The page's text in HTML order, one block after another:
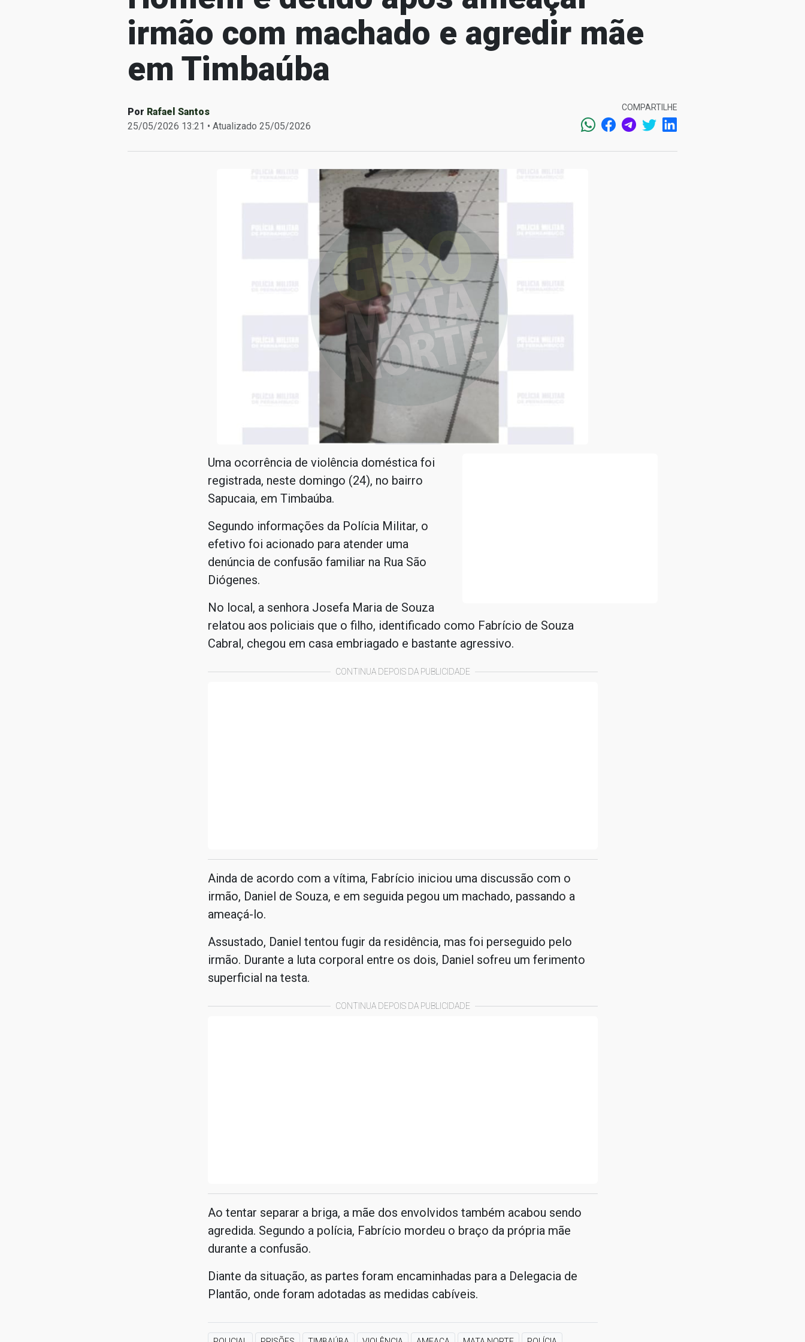
irmão com machado e agredir mãe
em Timbaúba
Por Rafael Santos
25/05/2026 13:21 • Atualizado 25/05/2026
COMPARTILHE
Uma ocorrência de violência doméstica foi
registrada, neste domingo (24), no bairro
Sapucaia, em Timbaúba.
Segundo informações da Polícia Militar, o
efetivo foi acionado para atender uma
denúncia de confusão familiar na Rua São
Diógenes.
No local, a senhora Josefa Maria de Souza
relatou aos policiais que o filho, identificado como Fabrício de Souza
Cabral, chegou em casa embriagado e bastante agressivo.
CONTINUA DEPOIS DA PUBLICIDADE
Ainda de acordo com a vítima, Fabrício iniciou uma discussão com o
irmão, Daniel de Souza, e em seguida pegou um machado, passando a
ameaçá-lo.
Assustado, Daniel tentou fugir da residência, mas foi perseguido pelo
irmão. Durante a luta corporal entre os dois, Daniel sofreu um ferimento
superficial na testa.
CONTINUA DEPOIS DA PUBLICIDADE
Ao tentar separar a briga, a mãe dos envolvidos também acabou sendo
agredida. Segundo a polícia, Fabrício mordeu o braço da própria mãe
durante a confusão.
Diante da situação, as partes foram encaminhadas para a Delegacia de
Plantão, onde foram adotadas as medidas cabíveis.